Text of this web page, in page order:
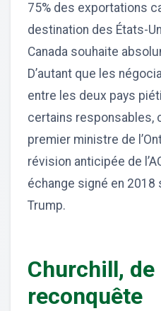
75% des exportations
destination des États-
Canada souhaite
D’autant que les
entre les deux pays
certains responsables,
premier ministre de
révision anticipée de
échange signé en 2018
Trump.
Churchill, de
reconquête